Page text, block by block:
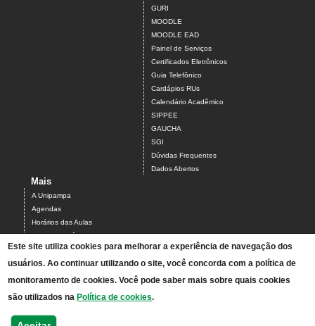
GURI
MOODLE
MOODLE EAD
Painel de Serviços
Certificados Eletrônicos
Guia Telefônico
Cardápios RUs
Calendário Acadêmico
SIPPEE
GAUCHA
SGI
Dúvidas Frequentes
Dados Abertos
Mais
A Unipampa
Agendas
Horários das Aulas
Centro Acadêmico do Campus Alegrete
Estrutura Organizacional
PDI 2019-2023
Orientações de segurança
Acesso ao Antigo Portal
Relatórios de Gestão e Planejamento
Este site utiliza cookies para melhorar a experiência de navegação dos
usuários. Ao continuar utilizando o site, você concorda com a política de
monitoramento de cookies. Você pode saber mais sobre quais cookies
são utilizados na Política de cookies.